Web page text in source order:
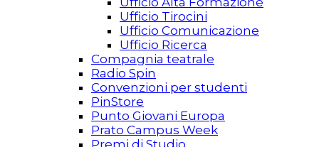
Ufficio Tirocini
Ufficio Comunicazione
Ufficio Ricerca
Compagnia teatrale
Radio Spin
Convenzioni per studenti
PinStore
Punto Giovani Europa
Prato Campus Week
Premi di Studio